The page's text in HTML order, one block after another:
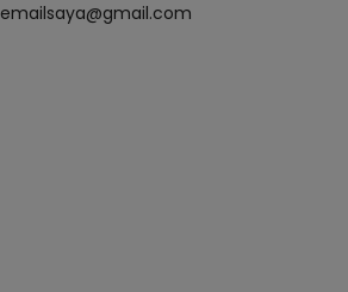
emailsaya@gmail.com